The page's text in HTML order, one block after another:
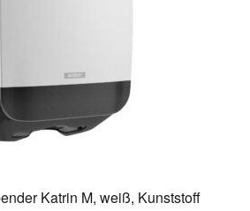
Katrin M, weiß, Kunststoff